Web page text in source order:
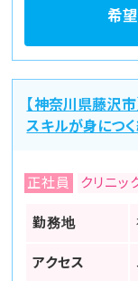
希
【神奈川県藤沢
スキルが身につ
正社員 クリニッ
勤務地
アクセス